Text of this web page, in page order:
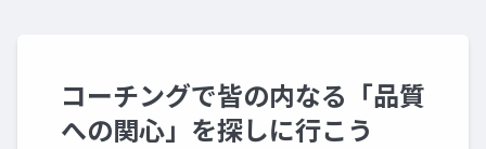
コーチングで皆の内なる「品質
への関心」を探しに行こう